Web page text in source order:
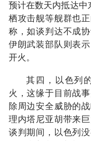
预计在数天内抵达中
栖攻击舰等舰群也
称，如谈判达不成
伊朗武装部队则表
开火。
其四，以色列
火，这缘于目前战
除周边安全威胁的
理内塔尼亚胡带来
谈判期间，以色列